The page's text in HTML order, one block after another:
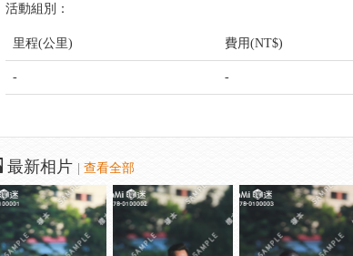
活動組別：
里程(公里) 費用(NT$)
- -
最新相片 查看全部